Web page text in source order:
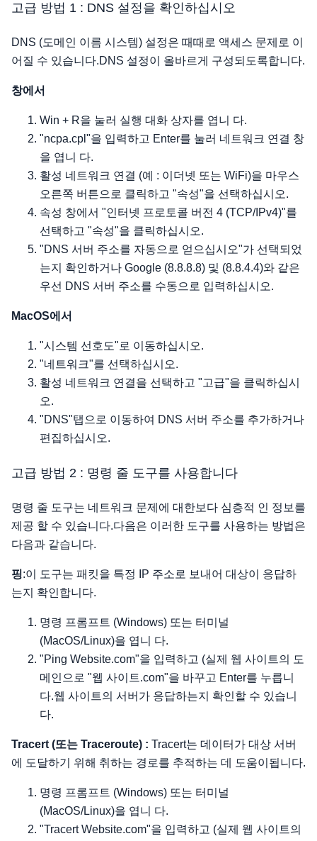
고급 방법 1 : DNS 설정을 확인하십시오
DNS (도메인 이름 시스템) 설정은 때때로 액세스 문제로 이
어질 수 있습니다.DNS 설정이 올바르게 구성되도록합니다.
창에서
Win + R을 눌러 실행 대화 상자를 엽니 다.
"ncpa.cpl"을 입력하고 Enter를 눌러 네트워크 연결 창
을 엽니 다.
활성 네트워크 연결 (예 : 이더넷 또는 WiFi)을 마우스
오른쪽 버튼으로 클릭하고 "속성"을 선택하십시오.
속성 창에서 "인터넷 프로토콜 버전 4 (TCP/IPv4)"를
선택하고 "속성"을 클릭하십시오.
"DNS 서버 주소를 자동으로 얻으십시오"가 선택되었
는지 확인하거나 Google (8.8.8.8) 및 (8.8.4.4)와 같은
우선 DNS 서버 주소를 수동으로 입력하십시오.
MacOS에서
"시스템 선호도"로 이동하십시오.
"네트워크"를 선택하십시오.
활성 네트워크 연결을 선택하고 "고급"을 클릭하십시
오.
"DNS"탭으로 이동하여 DNS 서버 주소를 추가하거나
편집하십시오.
고급 방법 2 : 명령 줄 도구를 사용합니다
명령 줄 도구는 네트워크 문제에 대한보다 심층적 인 정보를
제공 할 수 있습니다.다음은 이러한 도구를 사용하는 방법은
다음과 같습니다.
핑:이 도구는 패킷을 특정 IP 주소로 보내어 대상이 응답하
는지 확인합니다.
명령 프롬프트 (Windows) 또는 터미널
(MacOS/Linux)을 엽니 다.
"Ping Website.com"을 입력하고 (실제 웹 사이트의 도
메인으로 "웹 사이트.com"을 바꾸고 Enter를 누릅니
다.웹 사이트의 서버가 응답하는지 확인할 수 있습니
다.
Tracert (또는 Traceroute) : Tracert는 데이터가 대상 서버
에 도달하기 위해 취하는 경로를 추적하는 데 도움이됩니다.
명령 프롬프트 (Windows) 또는 터미널
(MacOS/Linux)을 엽니 다.
"Tracert Website.com"을 입력하고 (실제 웹 사이트의